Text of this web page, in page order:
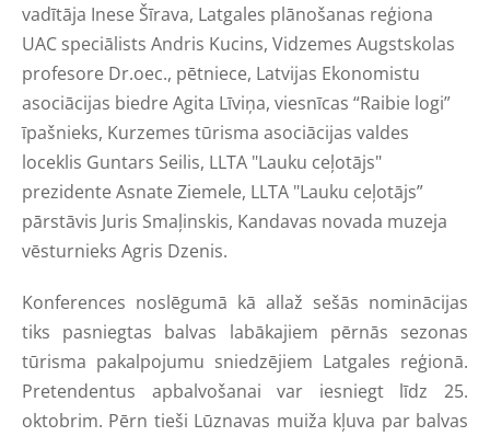
vadītāja Inese Šīrava, Latgales plānošanas reģiona
UAC speciālists Andris Kucins, Vidzemes Augstskolas
profesore Dr.oec., pētniece, Latvijas Ekonomistu
asociācijas biedre Agita Līviņa, viesnīcas “Raibie logi”
īpašnieks, Kurzemes tūrisma asociācijas valdes
loceklis Guntars Seilis, LLTA "Lauku ceļotājs"
prezidente Asnate Ziemele, LLTA "Lauku ceļotājs”
pārstāvis Juris Smaļinskis, Kandavas novada muzeja
vēsturnieks Agris Dzenis.
Konferences noslēgumā kā allaž sešās nominācijas
tiks pasniegtas balvas labākajiem pērnās sezonas
tūrisma pakalpojumu sniedzējiem Latgales reģionā.
Pretendentus apbalvošanai var iesniegt līdz 25.
oktobrim. Pērn tieši Lūznavas muiža kļuva par balvas